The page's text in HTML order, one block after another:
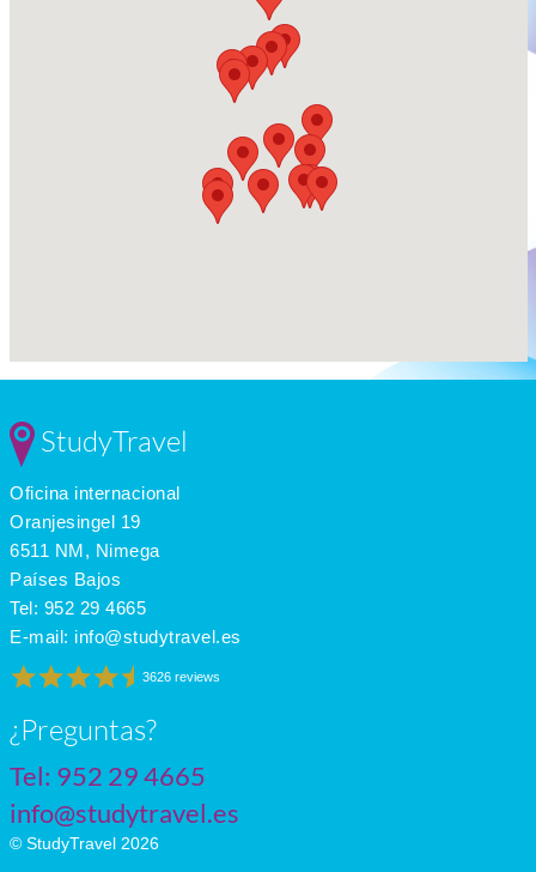
StudyTravel
Oficina internacional
Oranjesingel 19
6511 NM, Nimega
Países Bajos
Tel: 952 29 4665
E-mail: info@studytravel.es
3626 reviews
¿Preguntas?
Tel: 952 29 4665
info@studytravel.es
© StudyTravel 2026